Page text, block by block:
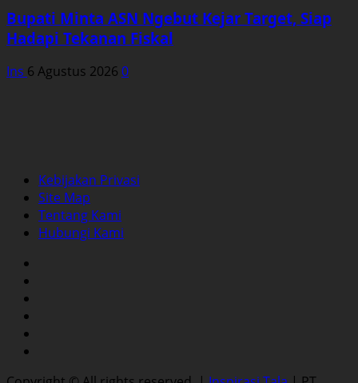
Bupati Minta ASN Ngebut Kejar Target, Siap
Hadapi Tekanan Fiskal
Ins 6 Agustus 2026 0
Kebijakan Privasi
Site Map
Tentang Kami
Hubungi Kami